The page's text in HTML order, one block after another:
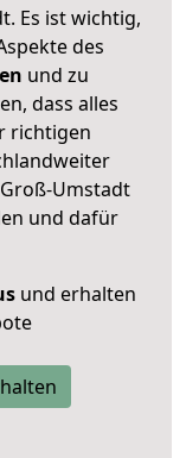
Es ist wichtig,
des
und zu
dass alles
richtigen
Umstadt
und dafür
und erhalten